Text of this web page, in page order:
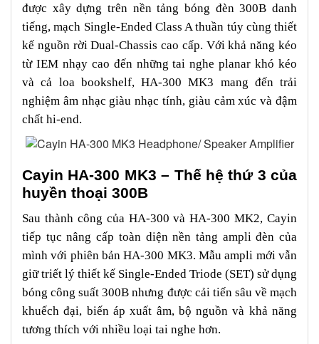
được xây dựng trên nền tảng bóng đèn 300B danh
tiếng, mạch Single-Ended Class A thuần túy cùng thiết
kế nguồn rời Dual-Chassis cao cấp. Với khả năng kéo
từ IEM nhạy cao đến những tai nghe planar khó kéo
và cả loa bookshelf, HA-300 MK3 mang đến trải
nghiệm âm nhạc giàu nhạc tính, giàu cảm xúc và đậm
chất hi-end.
Cayin HA-300 MK3 – Thế hệ thứ 3 của
huyền thoại 300B
Sau thành công của HA-300 và HA-300 MK2, Cayin
tiếp tục nâng cấp toàn diện nền tảng ampli đèn của
mình với phiên bản HA-300 MK3. Mẫu ampli mới vẫn
giữ triết lý thiết kế Single-Ended Triode (SET) sử dụng
bóng công suất 300B nhưng được cải tiến sâu về mạch
khuếch đại, biến áp xuất âm, bộ nguồn và khả năng
tương thích với nhiều loại tai nghe hơn.